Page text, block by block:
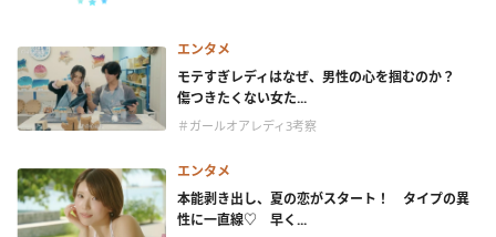
エンタメ
モテすぎレディはなぜ、男性の心を掴むのか？
傷つきたくない女た...
＃ガールオアレディ3考察
エンタメ
本能剥き出し、夏の恋がスタート！ タイプの異
性に一直線♡ 早く...